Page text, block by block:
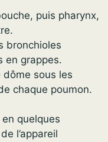
puis pharynx,
bronchioles
en grappes.
dôme sous les
chaque poumon.
en quelques
l’appareil